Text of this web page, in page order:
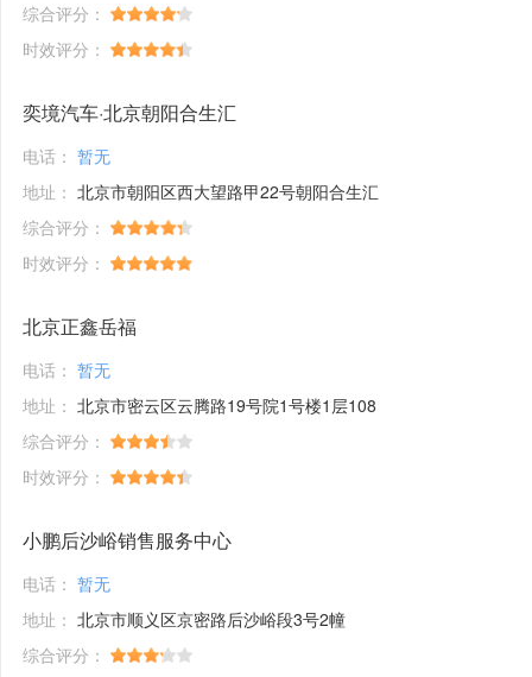
综合评分：
时效评分：
奕境汽车·北京朝阳合生汇
电话： 暂无
地址： 北京市朝阳区西大望路甲22号朝阳合生汇
综合评分：
时效评分：
北京正鑫岳福
电话： 暂无
地址： 北京市密云区云腾路19号院1号楼1层108
综合评分：
时效评分：
小鹏后沙峪销售服务中心
电话： 暂无
地址： 北京市顺义区京密路后沙峪段3号2幢
综合评分：